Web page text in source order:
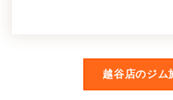
越谷店のジム